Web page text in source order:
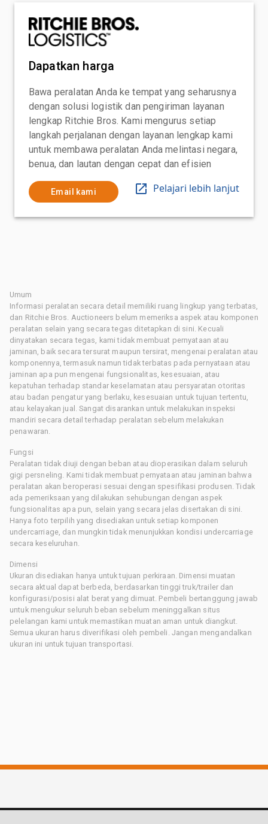
Dapatkan harga
Bawa peralatan Anda ke tempat yang seharusnya
dengan solusi logistik dan pengiriman layanan
lengkap Ritchie Bros. Kami mengurus setiap
langkah perjalanan dengan layanan lengkap kami
untuk membawa peralatan Anda melintasi negara,
benua, dan lautan dengan cepat dan efisien
Email kami Pelajari lebih lanjut
Umum
Informasi peralatan secara detail memiliki ruang lingkup yang terbatas,
dan Ritchie Bros. Auctioneers belum memeriksa aspek atau komponen
peralatan selain yang secara tegas ditetapkan di sini. Kecuali
dinyatakan secara tegas, kami tidak membuat pernyataan atau
jaminan, baik secara tersurat maupun tersirat, mengenai peralatan atau
komponennya, termasuk namun tidak terbatas pada pernyataan atau
jaminan apa pun mengenai fungsionalitas, kesesuaian, atau
kepatuhan terhadap standar keselamatan atau persyaratan otoritas
atau badan pengatur yang berlaku, kesesuaian untuk tujuan tertentu,
atau kelayakan jual. Sangat disarankan untuk melakukan inspeksi
mandiri secara detail terhadap peralatan sebelum melakukan
penawaran.
Fungsi
Peralatan tidak diuji dengan beban atau dioperasikan dalam seluruh
gigi persneling. Kami tidak membuat pernyataan atau jaminan bahwa
peralatan akan beroperasi sesuai dengan spesifikasi produsen. Tidak
ada pemeriksaan yang dilakukan sehubungan dengan aspek
fungsionalitas apa pun, selain yang secara jelas disertakan di sini.
Hanya foto terpilih yang disediakan untuk setiap komponen
undercarriage, dan mungkin tidak menunjukkan kondisi undercarriage
secara keseluruhan.
Dimensi
Ukuran disediakan hanya untuk tujuan perkiraan. Dimensi muatan
secara aktual dapat berbeda, berdasarkan tinggi truk/trailer dan
konfigurasi/posisi alat berat yang dimuat. Pembeli bertanggung jawab
untuk mengukur seluruh beban sebelum meninggalkan situs
pelelangan kami untuk memastikan muatan aman untuk diangkut.
Semua ukuran harus diverifikasi oleh pembeli. Jangan mengandalkan
ukuran ini untuk tujuan transportasi.